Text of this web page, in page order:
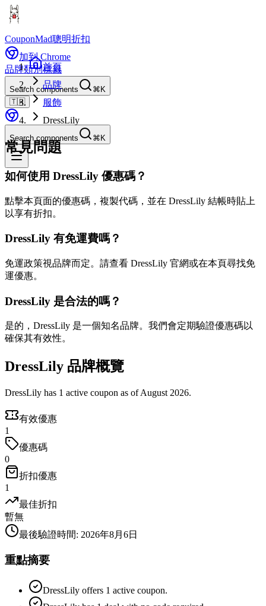
CouponMad聰明折扣
加到 Chrome
品牌類別標籤
Search components
⌘K
🇹🇼
Search components ⌘K
首頁
品牌
服飾
DressLily
常見問題
如何使用 DressLily 優惠碼？
點擊本頁面的優惠碼，複製代碼，並在 DressLily 結帳時貼上
以享有折扣。
DressLily 有免運費嗎？
免運政策視品牌而定。請查看 DressLily 官網或在本頁尋找免
運優惠。
DressLily 是合法的嗎？
是的，DressLily 是一個知名品牌。我們會定期驗證優惠碼以
確保其有效性。
DressLily 品牌概覽
DressLily has 1 active coupon as of August 2026.
有效優惠
1
優惠碼
0
折扣優惠
1
最佳折扣
暫無
最後驗證時間: 2026年8月6日
重點摘要
DressLily offers 1 active coupon.